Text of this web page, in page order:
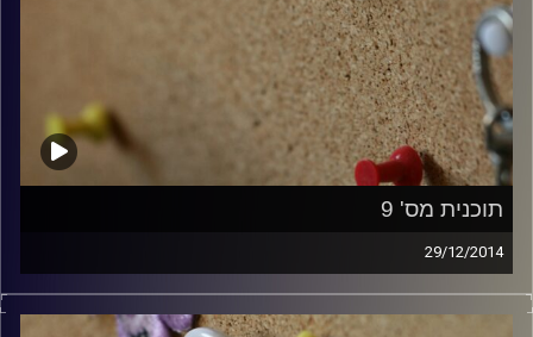
תוכנית מס' 9
29/12/2014
קלאסיקות רוק עם אורן הוף.